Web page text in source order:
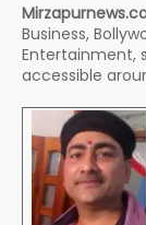
Business,
Entertainment,
accessible